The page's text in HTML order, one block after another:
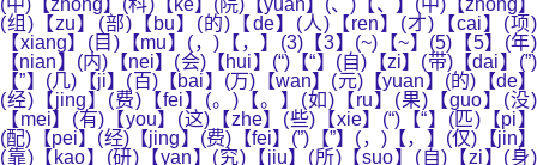
(中)【zhong】(科)【ke】(院)【yuan】(、)【、】(中)【zhong】
(组)【zu】(部)【bu】(的)【de】(人)【ren】(才)【cai】(项)
【xiang】(目)【mu】(，)【，】(3)【3】(~)【~】(5)【5】(年)
【nian】(内)【nei】(会)【hui】(“)【“】(自)【zi】(带)【dai】(”)
【”】(几)【ji】(百)【bai】(万)【wan】(元)【yuan】(的)【de】
(经)【jing】(费)【fei】(。)【。】(如)【ru】(果)【guo】(没)
【mei】(有)【you】(这)【zhe】(些)【xie】(“)【“】(匹)【pi】
(配)【pei】(经)【jing】(费)【fei】(”)【”】(，)【，】(仅)【jin】
(靠)【kao】(研)【yan】(究)【jiu】(所)【suo】(自)【zi】(身)